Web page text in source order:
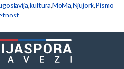
,kultura,MoMa,Njujork,Pismo